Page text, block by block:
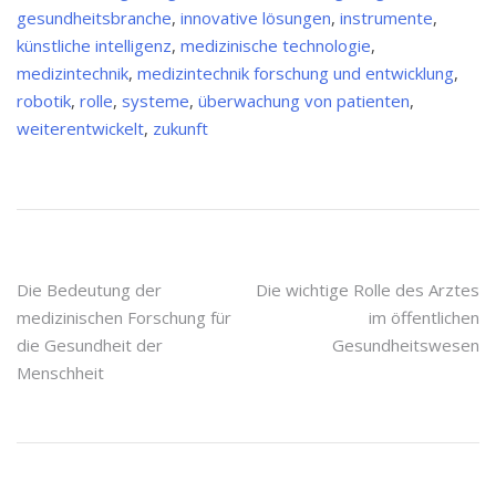
gesundheitsbranche, innovative lösungen, instrumente,
künstliche intelligenz, medizinische technologie,
medizintechnik, medizintechnik forschung und entwicklung,
robotik, rolle, systeme, überwachung von patienten,
weiterentwickelt, zukunft
Beitragsnavigation
Die Bedeutung der
medizinischen Forschung für
die Gesundheit der
Menschheit
Die wichtige Rolle des Arztes
im öffentlichen
Gesundheitswesen